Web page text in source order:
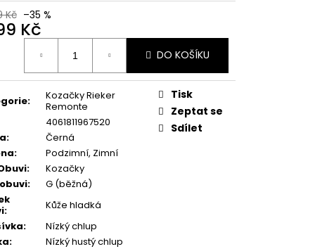
Kč –35 %
Kč
DO KOŠÍKU
:
Kozačky Rieker
Remonte
4061811967520
:
Černá
:
Podzimní, Zimní
:
Kozačky
:
G (běžná)
:
Kůže hladká
:
Nízký chlup
:
Nízký hustý chlup
Tisk
Zeptat se
Sdílet